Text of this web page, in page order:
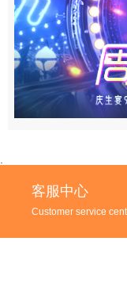
客服中心
Customer service